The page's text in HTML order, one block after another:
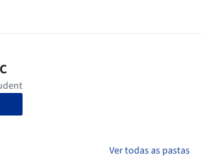
Ver todas as pastas